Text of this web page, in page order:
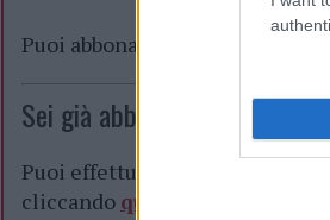
Puoi abbonarti a
Sei già abbonato?
Puoi effettuare l'accesso
cliccando qui